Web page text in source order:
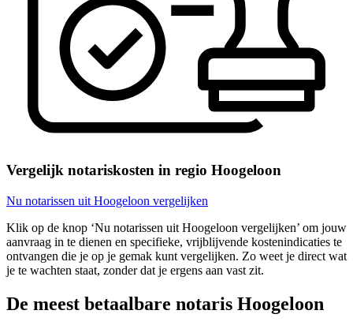
Vergelijk notariskosten in regio Hoogeloon
Nu notarissen uit Hoogeloon vergelijken
Klik op de knop ‘Nu notarissen uit Hoogeloon vergelijken’ om jouw
aanvraag in te dienen en specifieke, vrijblijvende kostenindicaties te
ontvangen die je op je gemak kunt vergelijken. Zo weet je direct wat
je te wachten staat, zonder dat je ergens aan vast zit.
De meest betaalbare notaris Hoogeloon